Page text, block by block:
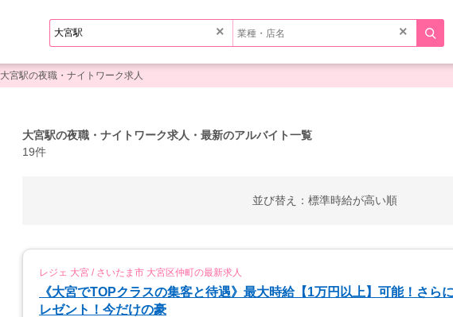
× ×
大宮駅の夜職・ナイトワーク求人
大宮駅の夜職・ナイトワーク求人・最新のアルバイト一覧
19件
並び替え： 標準時給が高い順
レジェ 大宮 / さいたま市 大宮区仲町の最新求人
《大宮でTOPクラスの集客と待遇》最大時給【1万円以上】可能！さら
レゼント！今だけの豪